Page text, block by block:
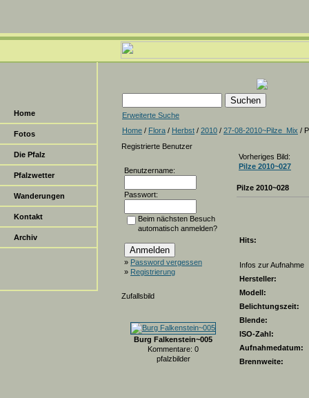
Home
Fotos
Die Pfalz
Pfalzwetter
Wanderungen
Kontakt
Archiv
Erweiterte Suche
Home / Flora / Herbst / 2010 / 27-08-2010~Pilze_Mix /
Registrierte Benutzer
Benutzername:
Passwort:
Beim nächsten Besuch
automatisch anmelden?
» Password vergessen
» Registrierung
Zufallsbild
Burg Falkenstein~005
Kommentare: 0
pfalzbilder
Vorheriges Bild:
Pilze 2010~027
Pilze 2010~028
Hits:
Infos zur Aufnahme
Hersteller:
Modell:
Belichtungszeit:
Blende:
ISO-Zahl:
Aufnahmedatum:
Brennweite: